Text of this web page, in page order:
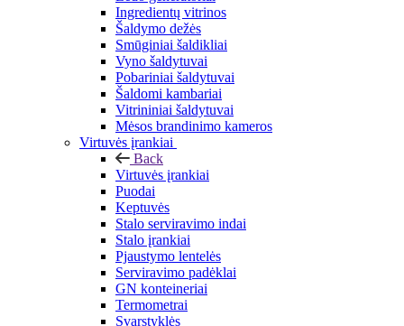
Ingredientų vitrinos
Šaldymo dežės
Smūginiai šaldikliai
Vyno šaldytuvai
Pobariniai šaldytuvai
Šaldomi kambariai
Vitrininiai šaldytuvai
Mėsos brandinimo kameros
Virtuvės įrankiai
Back
Virtuvės įrankiai
Puodai
Keptuvės
Stalo serviravimo indai
Stalo įrankiai
Pjaustymo lentelės
Serviravimo padėklai
GN konteineriai
Termometrai
Svarstyklės